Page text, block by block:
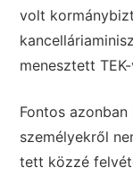
volt
menesztett
Fontos
személyekről
tett közzé